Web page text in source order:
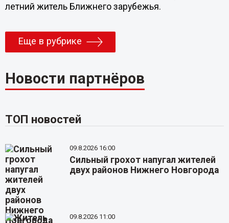
летний житель Ближнего зарубежья.
Еще в рубрике
Новости партнёров
ТОП новостей
09.8.2026 16:00
Сильный грохот напугал жителей
двух районов Нижнего Новгорода
09.8.2026 11:00